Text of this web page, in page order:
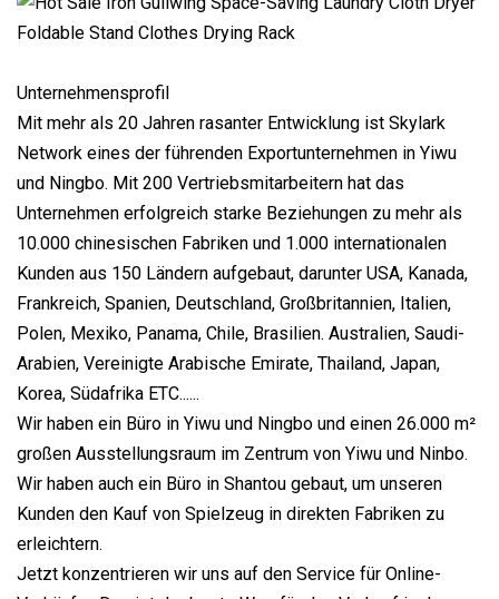
Unternehmensprofil
Mit mehr als 20 Jahren rasanter Entwicklung ist Skylark
Network eines der führenden Exportunternehmen in Yiwu
und Ningbo. Mit 200 Vertriebsmitarbeitern hat das
Unternehmen erfolgreich starke Beziehungen zu mehr als
10.000 chinesischen Fabriken und 1.000 internationalen
Kunden aus 150 Ländern aufgebaut, darunter USA, Kanada,
Frankreich, Spanien, Deutschland, Großbritannien, Italien,
Polen, Mexiko, Panama, Chile, Brasilien. Australien, Saudi-
Arabien, Vereinigte Arabische Emirate, Thailand, Japan,
Korea, Südafrika ETC......
Wir haben ein Büro in Yiwu und Ningbo und einen 26.000 m²
großen Ausstellungsraum im Zentrum von Yiwu und Ninbo.
Wir haben auch ein Büro in Shantou gebaut, um unseren
Kunden den Kauf von Spielzeug in direkten Fabriken zu
erleichtern.
Jetzt konzentrieren wir uns auf den Service für Online-